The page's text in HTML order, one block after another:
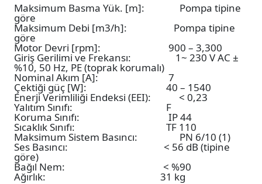
Maksimum Basma Yük. [m]: Pompa tipine
göre
Maksimum Debi [m3/h]: Pompa tipine
göre
Motor Devri [rpm]: 900 – 3,300
Giriş Gerilimi ve Frekansı: 1~ 230 V AC ±
%10, 50 Hz, PE (toprak korumalı)
Nominal Akım [A]: 7
Çektiği güç [W]: 40 – 1540
Enerji Verimliliği Endeksi (EEI): < 0,23
Yalıtım Sınıfı: F
Koruma Sınıfı: IP 44
Sıcaklık Sınıfı: TF 110
Maksimum Sistem Basıncı: PN 6/10 (1)
Ses Basıncı: < 56 dB (tipine
göre)
Bağıl Nem: < %90
Ağırlık: 31 kg